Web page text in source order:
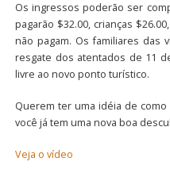
Os ingressos poderão ser
pagarão $32.00, crianças
não pagam. Os familiares das
resgate dos atentados de 11
livre ao novo ponto turístico.
Querem ter uma idéia de como
você já tem uma nova boa
Veja o vídeo